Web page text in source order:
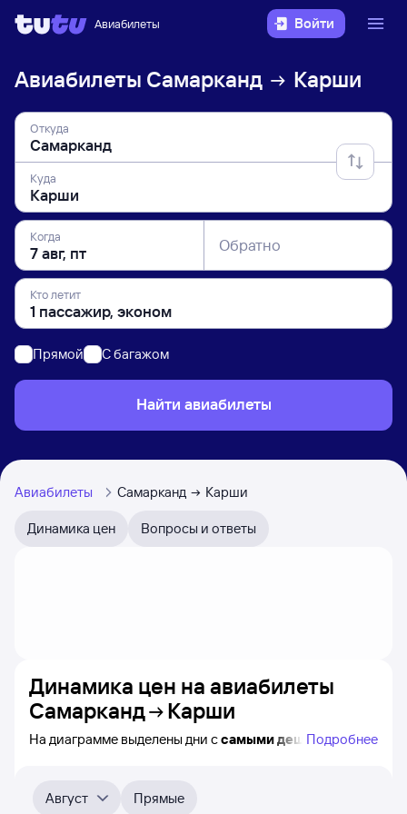
Авиабилеты Войти
Авиабилеты Самарканд Карши
Откуда
Куда
Когда Обратно
Кто летит
Прямой C багажом
Найти авиабилеты
Авиабилеты Самарканд Карши
Динамика цен Вопросы и ответы
Динамика цен на авиабилеты
Самарканд
Карши
На диаграмме выделены дни ссамыми дешёвыми
на ближайшие 4-5 месяца. Выберите день, перейдите
по клику к поиску авиабилетов и получению
Подробнее
Август
Прямые